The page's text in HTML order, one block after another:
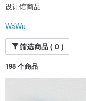
设计馆商品
WaWu
筛选商品 ( 0 )
198 个商品